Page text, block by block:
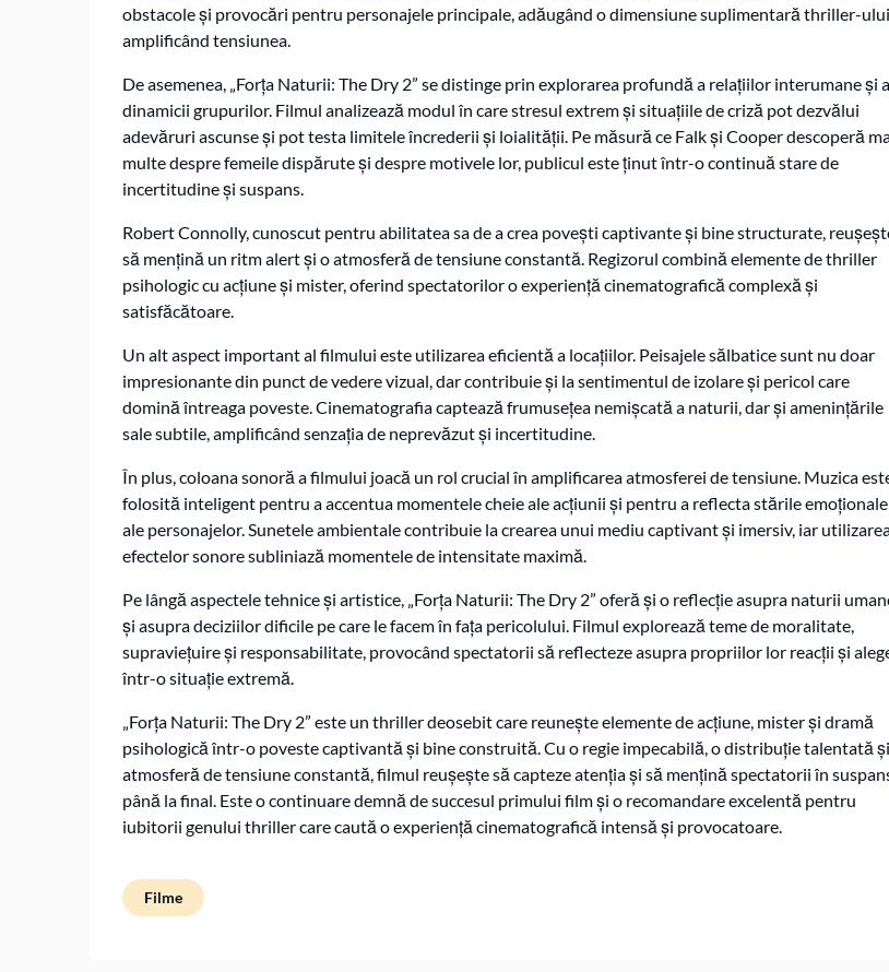
obstacole și provocări pentru personajele principale, adăugând o dimensiune suplimentară thriller-
amplificând tensiunea.
De asemenea, „Forța Naturii: The Dry 2” se distinge prin explorarea profundă a relațiilor interumane și a
dinamicii grupurilor. Filmul analizează modul în care stresul extrem și situațiile de criză pot dezvălui
adevăruri ascunse și pot testa limitele încrederii și loialității. Pe măsură ce Falk și Cooper descoperă
multe despre femeile dispărute și despre motivele lor, publicul este ținut într-o continuă stare de
incertitudine și suspans.
Robert Connolly, cunoscut pentru abilitatea sa de a crea povești captivante și bine structurate,
să mențină un ritm alert și o atmosferă de tensiune constantă. Regizorul combină elemente de thriller
psihologic cu acțiune și mister, oferind spectatorilor o experiență cinematografică complexă și
satisfăcătoare.
Un alt aspect important al filmului este utilizarea eficientă a locațiilor. Peisajele sălbatice sunt nu doar
impresionante din punct de vedere vizual, dar contribuie și la sentimentul de izolare și pericol care
domină întreaga poveste. Cinematografia captează frumusețea nemișcată a naturii, dar și amenințările
sale subtile, amplificând senzația de neprevăzut și incertitudine.
În plus, coloana sonoră a filmului joacă un rol crucial în amplificarea atmosferei de tensiune. Muzica
folosită inteligent pentru a accentua momentele cheie ale acțiunii și pentru a reflecta stările emoționale
ale personajelor. Sunetele ambientale contribuie la crearea unui mediu captivant și imersiv, iar
efectelor sonore subliniază momentele de intensitate maximă.
Pe lângă aspectele tehnice și artistice, „Forța Naturii: The Dry 2” oferă și o reflecție asupra naturii
și asupra deciziilor dificile pe care le facem în fața pericolului. Filmul explorează teme de moralitate,
supraviețuire și responsabilitate, provocând spectatorii să reflecteze asupra propriilor lor reacții și
într-o situație extremă.
„Forța Naturii: The Dry 2” este un thriller deosebit care reunește elemente de acțiune, mister și dramă
psihologică într-o poveste captivantă și bine construită. Cu o regie impecabilă, o distribuție talentată
atmosferă de tensiune constantă, filmul reușește să capteze atenția și să mențină spectatorii în
până la final. Este o continuare demnă de succesul primului film și o recomandare excelentă pentru
iubitorii genului thriller care caută o experiență cinematografică intensă și provocatoare.
Filme